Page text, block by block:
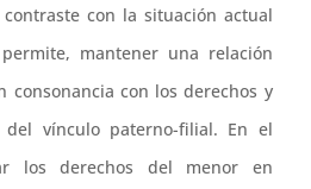
con la situación actual
mantener una relación
consonancia con los derechos y
del vínculo paterno-filial. En el
los derechos del menor en